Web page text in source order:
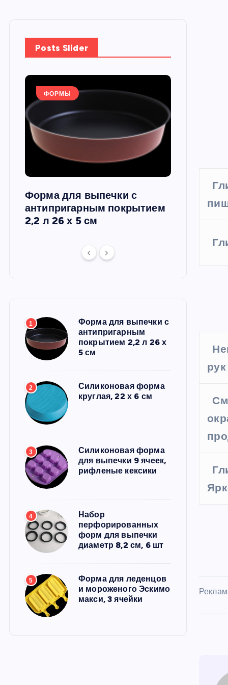
Posts Slider
ФОРМЫ
Форма для выпечки с
антипригарным покрытием
2,2 л 26 х 5 см
круглая,
1
Форма для выпечки с
антипригарным
покрытием 2,2 л 26 х
5 см
2
Силиконовая форма
круглая, 22 х 6 см
3
Силиконовая форма
для выпечки 9 ячеек,
рифленые кексики
4
Набор
перфорированных
форм для выпечки
диаметр 8,2 см, 6 шт
5
Форма для леденцов
и мороженого Эскимо
макси, 3 ячейки